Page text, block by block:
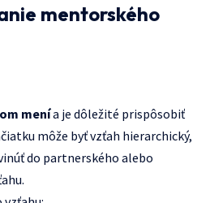
mentorského
menía je dôležité prispôsobiť
môže byť vzťah hierarchický,
do partnerského alebo